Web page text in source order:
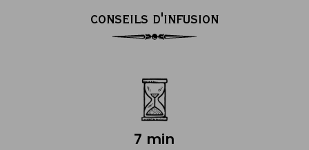
CONSEILS D'INFUSION
7 min